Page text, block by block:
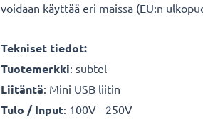
voidaan käyttää eri maissa (EU:n
Tekniset tiedot:
Tuotemerkki: subtel
Liitäntä: Mini USB liitin
Tulo / Input: 100V - 250V